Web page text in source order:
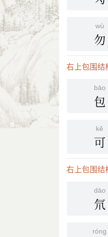
wù
勿
右上包围结
bāo
包
kě
可
右上包围结
dāo
氘
róng